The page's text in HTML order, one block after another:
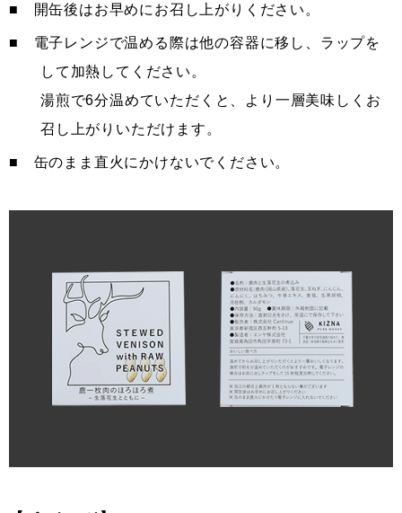
■ 開缶後はお早めにお召し上がりください。
■ 電子レンジで温める際は他の容器に移し、ラップを
して加熱してください。
湯煎で6分温めていただくと、より一層美味しくお
召し上がりいただけます。
■ 缶のまま直火にかけないでください。